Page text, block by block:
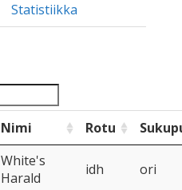
Statistiikka
Nimi Rotu
White's
Harald
idh ori